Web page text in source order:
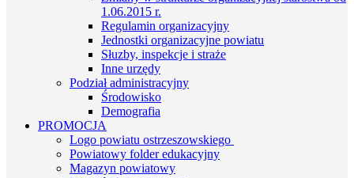
1.06.2015 r.
Regulamin organizacyjny
Jednostki organizacyjne powiatu
Słuzby, inspekcje i straże
Inne urzędy
Podział administracyjny
Środowisko
Demografia
PROMOCJA
Logo powiatu ostrzeszowskiego
Powiatowy folder edukacyjny
Magazyn powiatowy